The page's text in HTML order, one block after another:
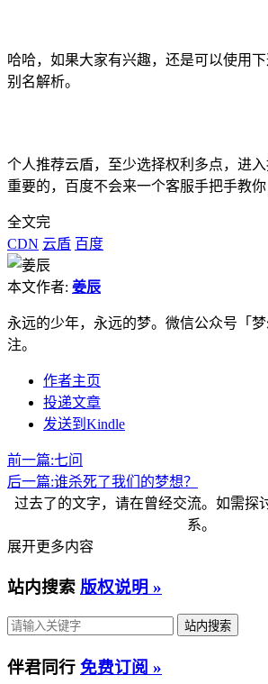
哈哈，如果大家有兴趣，还是可以使用
别名解析。
个人推荐云盾，至少选择权利多点，进
重要的，百度不会来一个客服手把手教你
全文完
CDN 云盾 百度
本文作者: 姜辰
永远的少年，永远的梦。微信公众号「
注。
作者主页
投递文章
发送到Kindle
前一篇:七问
后一篇:谁杀死了我们的梦想？
过去了的文字，请在曾经交流。如需探
系。
展开更多内容
站内搜索 版权说明 »
伴君同行 免费订阅 »